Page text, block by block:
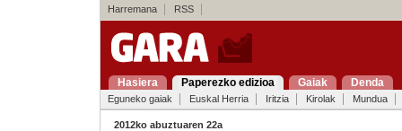
Harremana RSS
Hasiera Paperezko edizioa Gaiak Denda
Eguneko gaiak Euskal Herria Iritzia Kirolak Mundua
2012ko abuztuaren 22a